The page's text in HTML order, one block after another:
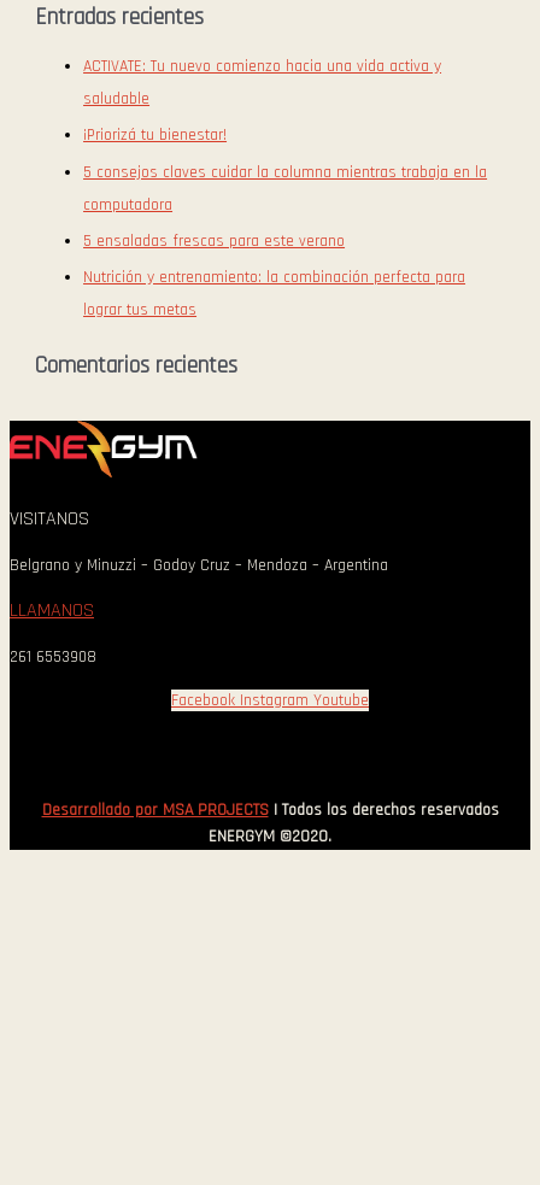
Entradas recientes
ACTIVATE: Tu nuevo comienzo hacia una vida activa y
saludable
¡Priorizá tu bienestar!
5 consejos claves cuidar la columna mientras trabaja en la
computadora
5 ensaladas frescas para este verano
Nutrición y entrenamiento: la combinación perfecta para
lograr tus metas
Comentarios recientes
VISITANOS
Belgrano y Minuzzi – Godoy Cruz – Mendoza – Argentina
LLAMANOS
261 6553908
Facebook Instagram Youtube
Desarrollado por MSA PROJECTS| Todos los derechos reservados
ENERGYM ©2020.